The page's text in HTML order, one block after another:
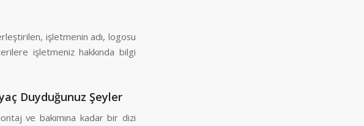
işletmenin adı, logosu
işletmeniz hakkında bilgi
Duyduğunuz Şeyler
ve bakımına kadar bir dizi